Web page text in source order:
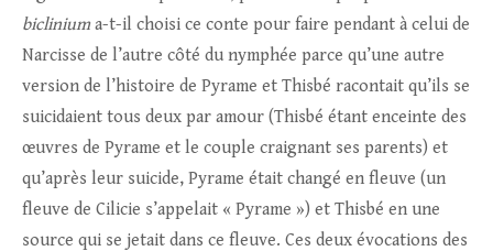
bicliniuma-t-il choisi ce conte pour faire pendant à celui de
Narcisse de l’autre côté du nymphée parce qu’une autre
version de l’histoire de Pyrame et Thisbé racontait qu’ils se
suicidaient tous deux par amour (Thisbé étant enceinte des
œuvres de Pyrame et le couple craignant ses parents) et
qu’après leur suicide, Pyrame était changé en fleuve (un
fleuve de Cilicie s’appelait « Pyrame ») et Thisbé en une
source qui se jetait dans ce fleuve. Ces deux évocations des